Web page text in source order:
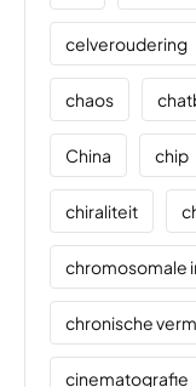
celveroudering
chaos
China chip
chiraliteit
chromosomale
chronische
cinematografie